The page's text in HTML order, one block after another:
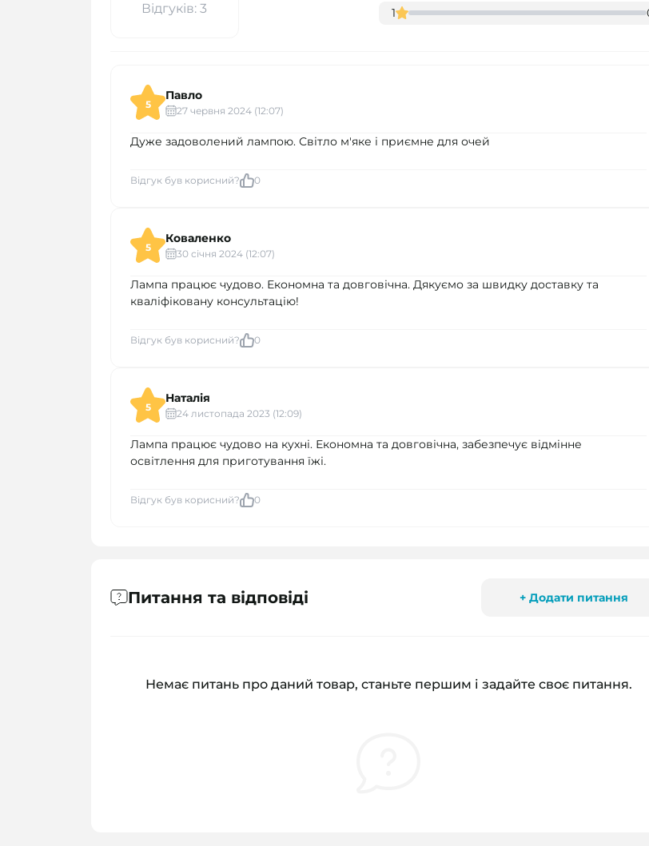
Відгуків: 3 1
5
Павло
27 червня 2024 (12:07)
Дуже задоволений лампою. Світло м'яке і приємне для очей
Відгук був корисний? 0
5
Коваленко
30 cічня 2024 (12:07)
Лампа працює чудово. Економна та довговічна. Дякуємо за швидку доставку та
кваліфіковану консультацію!
Відгук був корисний? 0
5
Наталія
24 листопада 2023 (12:09)
Лампа працює чудово на кухні. Економна та довговічна, забезпечує відмінне
освітлення для приготування їжі.
Відгук був корисний? 0
Питання та відповіді + Додати питання
Немає питань про даний товар, станьте першим і задайте своє питання.